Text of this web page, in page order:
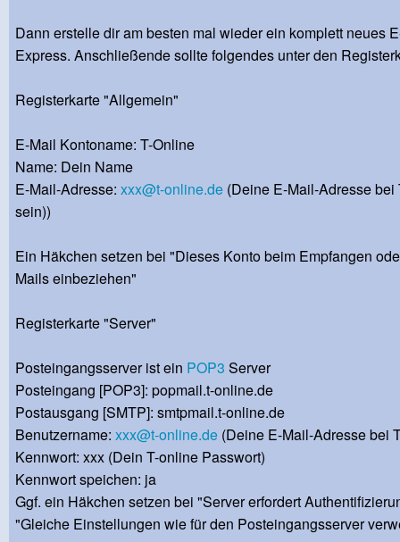
Dann erstelle dir am besten mal wieder ein komplett neues
Express. Anschließende sollte folgendes unter den
Registerkarte "Allgemein"
E-Mail Kontoname: T-Online
Name: Dein Name
E-Mail-Adresse: xxx@t-online.de (Deine E-Mail-Adresse
sein))
Ein Häkchen setzen bei "Dieses Konto beim Empfangen
Mails einbeziehen"
Registerkarte "Server"
Posteingangsserver ist ein POP3 Server
Posteingang [POP3]: popmail.t-online.de
Postausgang [SMTP]: smtpmail.t-online.de
Benutzername: xxx@t-online.de (Deine E-Mail-Adresse bei
Kennwort: xxx (Dein T-online Passwort)
Kennwort speichen: ja
Ggf. ein Häkchen setzen bei "Server erfordert
"Gleiche Einstellungen wie für den Posteingangsserver